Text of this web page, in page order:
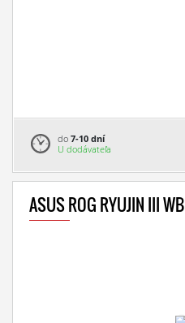
do 7-10 dní
U dodávateľa
ASUS ROG RYUJIN III WB